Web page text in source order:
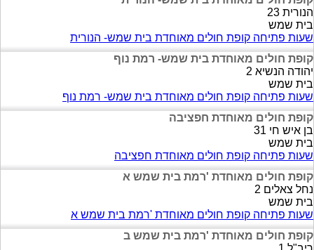
הנורית 23
בית שמש
שעות פתיחה קופת חולים מאוחדת בית שמש- הנורית
קופת חולים מאוחדת בית שמש- רמת נוף
יהודה הנשיא 2
בית שמש
שעות פתיחה קופת חולים מאוחדת בית שמש- רמת נוף
קופת חולים מאוחדת חפציבה
בן איש חי 31
בית שמש
שעות פתיחה קופת חולים מאוחדת חפציבה
קופת חולים מאוחדת 'רמת בית שמש א
נחל צאלים 2
בית שמש
שעות פתיחה קופת חולים מאוחדת 'רמת בית שמש א
קופת חולים מאוחדת 'רמת בית שמש ב